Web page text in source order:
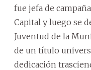
fue jefa de
Capital y luego se
Juventud de la
de un título
dedicación